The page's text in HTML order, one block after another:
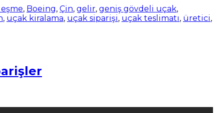
, Boeing, Çin, gelir, geniş gövdeli uçak,
, uçak kiralama, uçak siparişi, uçak teslimatı, üretici,